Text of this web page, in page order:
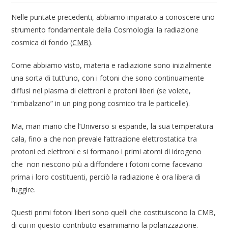
Nelle puntate precedenti, abbiamo imparato a conoscere uno
strumento fondamentale della Cosmologia: la radiazione
cosmica di fondo (CMB).
Come abbiamo visto, materia e radiazione sono inizialmente
una sorta di tutt’uno, con i fotoni che sono continuamente
diffusi nel plasma di elettroni e protoni liberi (se volete,
“rimbalzano” in un ping pong cosmico tra le particelle).
Ma, man mano che l’Universo si espande, la sua temperatura
cala, fino a che non prevale l’attrazione elettrostatica tra
protoni ed elettroni e si formano i primi atomi di idrogeno
che non riescono più a diffondere i fotoni come facevano
prima i loro costituenti, perciò la radiazione è ora libera di
fuggire.
Questi primi fotoni liberi sono quelli che costituiscono la CMB,
di cui in questo contributo esaminiamo la polarizzazione.